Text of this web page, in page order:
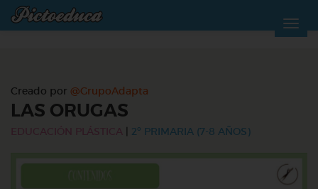
Creado por @GrupoAdapta
LAS ORUGAS
EDUCACIÓN PLÁSTICA 2º PRIMARIA (7-8 AÑOS)